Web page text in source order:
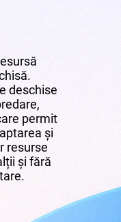
deschise
permit
și
resurse
și fără